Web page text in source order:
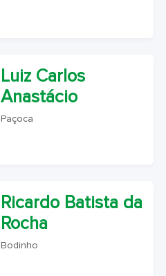
Luiz Carlos
Anastácio
Paçoca
Ricardo Batista da
Rocha
Bodinho